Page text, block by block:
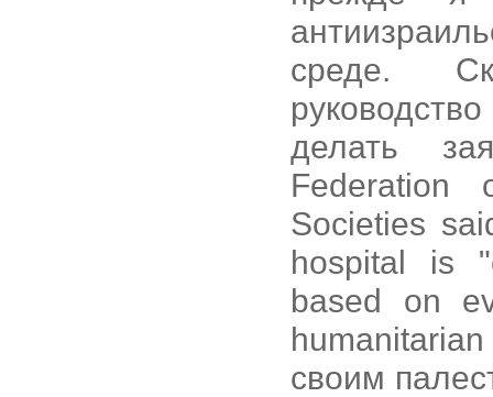
среде.
делать
Societies
hospital is
based on
своим